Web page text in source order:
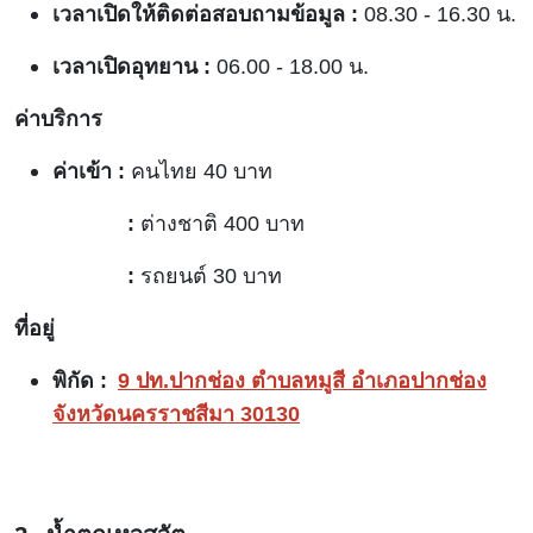
เวลาเปิดให้ติดต่อสอบถามข้อมูล : 08.30 - 16.30 น.
เวลาเปิดอุทยาน : 06.00 - 18.00 น.
ค่าบริการ
ค่าเข้า : คนไทย 40 บาท
: ต่างชาติ 400 บาท
: รถยนต์ 30 บาท
ที่อยู่
พิกัด : 9 ปท.ปากช่อง ตำบลหมูสี อำเภอปากช่อง
จังหวัดนครราชสีมา 30130